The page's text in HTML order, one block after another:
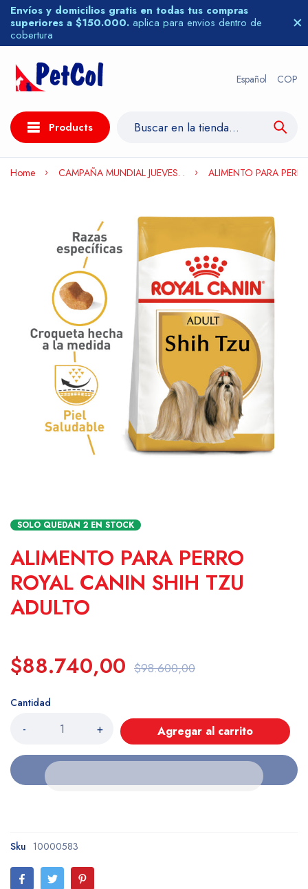
Envíos y domicilios gratis en todas tus compras
superiores a $150.000. aplica para envios dentro de
cobertura
Español COP
Products
Home CAMPAÑA MUNDIAL JUEVES. . ALIMENTO PARA
SOLO QUEDAN 2 EN STOCK
ALIMENTO PARA PERRO
ROYAL CANIN SHIH TZU
ADULTO
$88.740,00 $98.600,00
Cantidad
- + Agregar al carrito
Sku 10000583